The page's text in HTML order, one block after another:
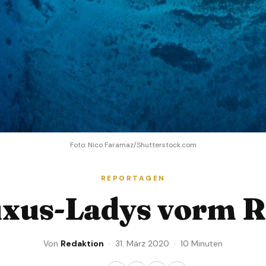
Foto: Nico Faramaz/Shutterstock.com
REPORTAGEN
Ladys vorm
Von Redaktion · 31. März 2020 · 10 Minuten